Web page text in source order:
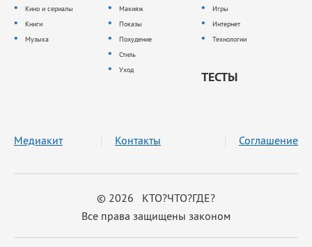
Кино и сериалы
Книги
Музыка
Макияж
Показы
Похудение
Стиль
Уход
Игры
Интернет
Технологии
ТЕСТЫ
© 2026 КТО?ЧТО?ГДЕ?
Все права защищены законом
Медиакит Контакты Соглашение